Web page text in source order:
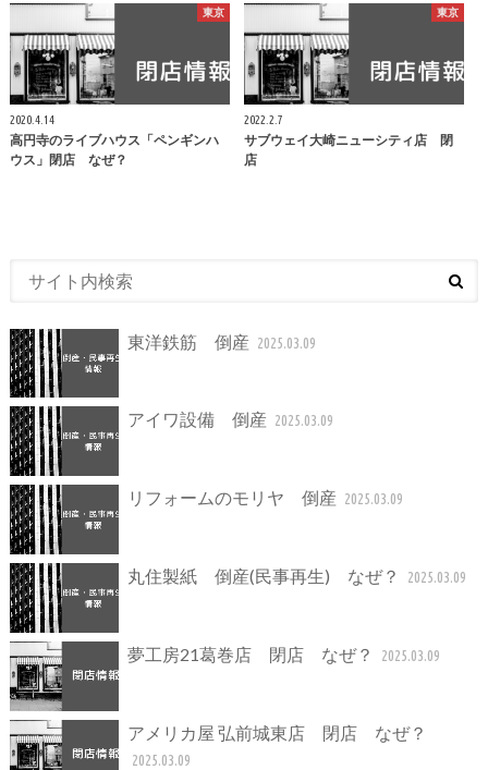
東京
2020.4.14
高円寺のライブハウス「ペンギンハ
ウス」閉店 なぜ？
東京
2022.2.7
サブウェイ大崎ニューシティ店 閉
店
東洋鉄筋 倒産 2025.03.09
アイワ設備 倒産 2025.03.09
リフォームのモリヤ 倒産 2025.03.09
丸住製紙 倒産(民事再生) なぜ？ 2025.03.09
夢工房21葛巻店 閉店 なぜ？ 2025.03.09
アメリカ屋 弘前城東店 閉店 なぜ？
2025.03.09